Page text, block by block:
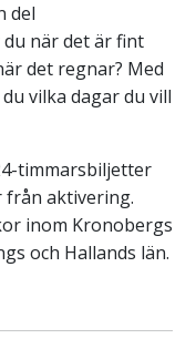
del
du när det är fint
det regnar? Med
vilka dagar du vill
timmarsbiljetter
från aktivering.
inom Kronobergs
och Hallands län.